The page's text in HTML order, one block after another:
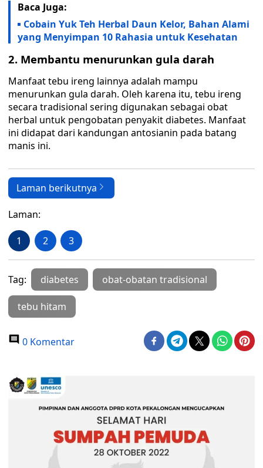
Baca Juga:
Cobain Yuk Teh Herbal Daun Kelor, Bahan Alami
yang Menyimpan 10 Rahasia untuk Kesehatan
2. Membantu menurunkan gula darah
Manfaat tebu ireng lainnya adalah mampu
menurunkan gula darah. Oleh karena itu, tebu ireng
secara tradisional sering digunakan sebagai obat
herbal untuk pengobatan penyakit diabetes. Manfaat
ini didapat dari kandungan antosianin pada batang
manis ini.
Laman berikutnya
Laman:
1 2 3
Tag: diabetes obat-obatan tradisional
tebu hitam
0 Komentar